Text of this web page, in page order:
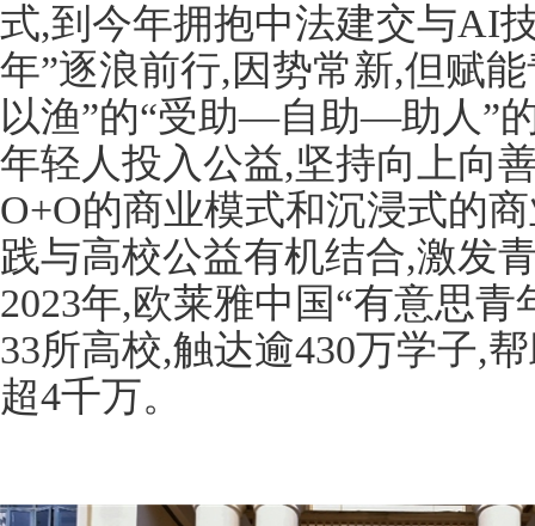
式,到今年拥抱中法建交与AI
年”逐浪前行,因势常新,但赋
以渔”的“受助—自助—助人”
年轻人投入公益,坚持向上向
O+O的商业模式和沉浸式的
践与高校公益有机结合,激发
2023年,欧莱雅中国“有意思
33所高校,触达逾430万学子,
超4千万。